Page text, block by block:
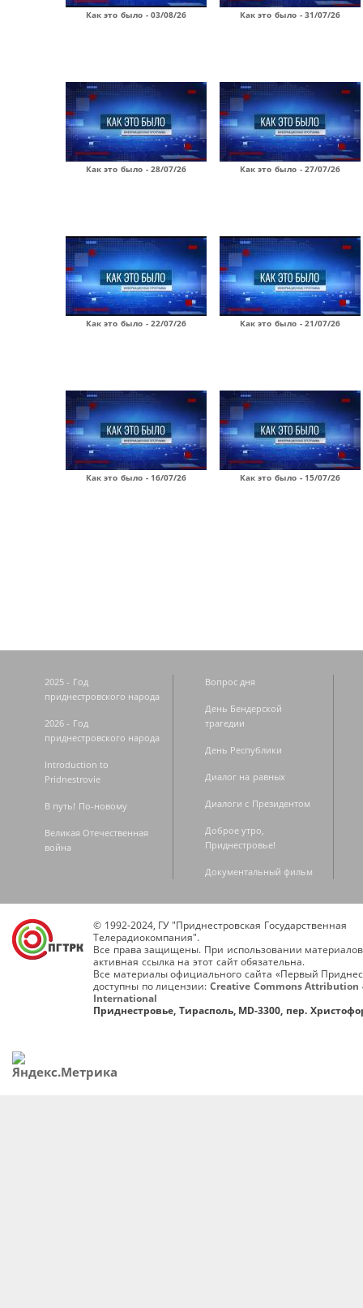
Как это было - 03/08/26 Как это было - 31/07/26
Как это было - 28/07/26 Как это было - 27/07/26
Как это было - 22/07/26 Как это было - 21/07/26
Как это было - 16/07/26 Как это было - 15/07/26
2025 - Год
приднестровского народа
2026 - Год
приднестровского народа
Introduction to
Pridnestrovie
В путь! По-новому
Великая Отечественная
война
Вопрос дня
День Бендерской
трагедии
День Республики
Диалог на равных
Диалоги с Президентом
Доброе утро,
Приднестровье!
Документальный фильм
© 1992-2024, ГУ "Приднестровская Государственная
Телерадиокомпания".
Все права защищены. При использовании
активная ссылка на этот сайт обязательна.
Все материалы официального сайта «Первый
доступны по лицензии: Creative Commons Attribution
International
Приднестровье, Тирасполь, MD-3300, пер.